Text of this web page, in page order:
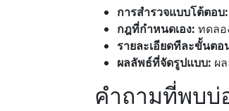
การสำรวจแบบโต้ตอบ:
กฎที่กำหนดเอง: ทดลอ
รายละเอียดทีละขั้นตอ
ผลลัพธ์ที่จัดรูปแบบ: ผ
คำถามที่พบบ่